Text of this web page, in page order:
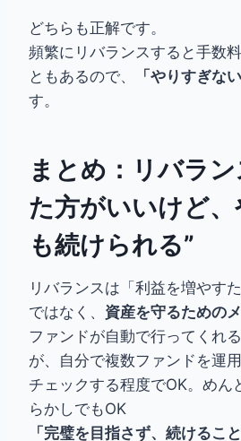
どちらも正解です。
頻繁にリバランスすると手数
ともあるので、
「やりすぎな
す。
まとめ：リバラン
た方がいいけど
も続けられる”
リバランスは「利益を増やす
ではなく、 資産を守るための
ファンドが自動で行ってくれ
が、自分で複数ファンドを運
チェックする程度でOK。めん
らかしでもOK
「完璧を目指さず、続けること